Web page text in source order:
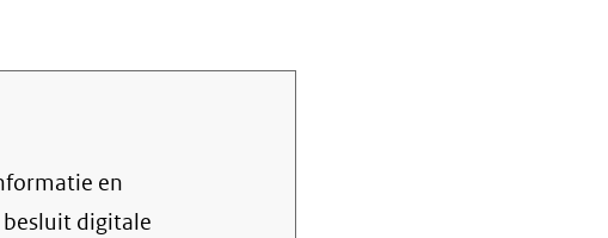
besluit digitale